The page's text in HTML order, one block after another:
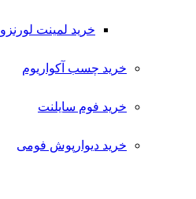
خرید لمینت لورنزو
خرید چسب آکواریوم
خرید فوم سایلنت
خرید دیوارپوش فومی